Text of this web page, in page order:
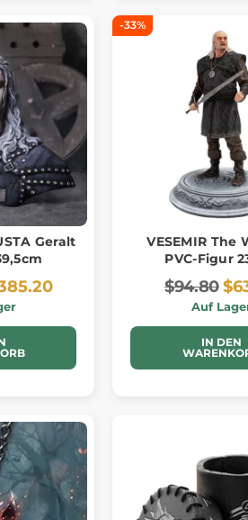
Geralt
-33%
VESEMIR The
PVC-Figur
$94.80
Auf
IN DEN